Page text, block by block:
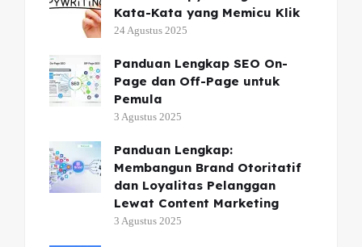
Kata-Kata yang Memicu Klik
24 Agustus 2025
Panduan Lengkap SEO On-
Page dan Off-Page untuk
Pemula
3 Agustus 2025
Panduan Lengkap:
Membangun Brand Otoritatif
dan Loyalitas Pelanggan
Lewat Content Marketing
3 Agustus 2025